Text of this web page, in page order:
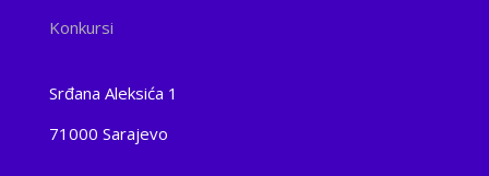
Konkursi
Srđana Aleksića 1
71000 Sarajevo